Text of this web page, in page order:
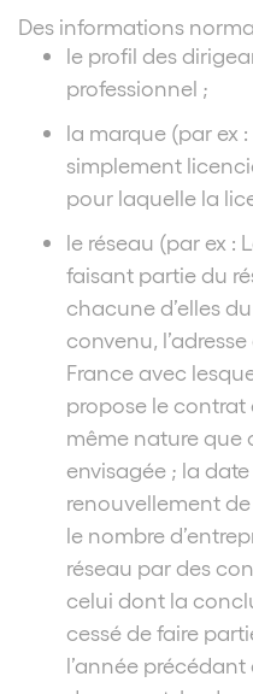
Des informations
le profil des
professionnel ;
la marque (par ex
simplement
pour laquelle la
le réseau (par ex :
faisant partie du
chacune d’elles
convenu,
France avec
propose le contrat
même nature que
envisagée ; la
renouvellement
le nombre
réseau par des
celui dont la
cessé de faire
l’année